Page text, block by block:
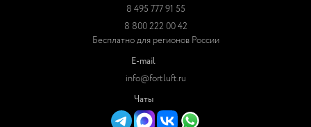
8 495 777 91 55
8 800 222 00 42
Бесплатно для регионов России
E-mail
info@fortluft.ru
Чаты